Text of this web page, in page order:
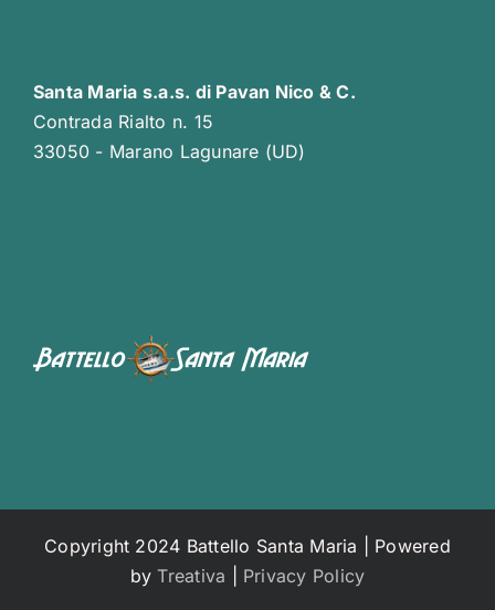
Santa Maria s.a.s. di Pavan Nico & C.
Contrada Rialto n. 15
33050 - Marano Lagunare (UD)
Copyright 2024 Battello Santa Maria | Powered
by Treativa Privacy Policy